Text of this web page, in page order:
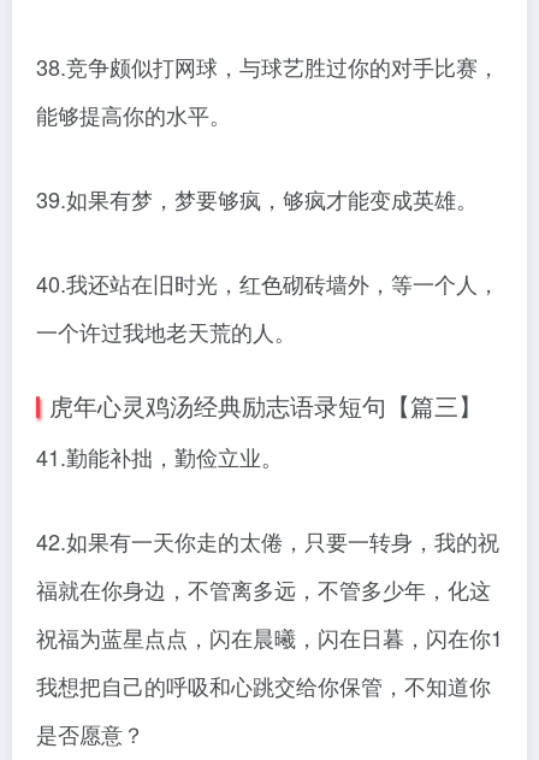
38.竞争颇似打网球，与球艺胜过你的对手比赛，
能够提高你的水平。
39.如果有梦，梦要够疯，够疯才能变成英雄。
40.我还站在旧时光，红色砌砖墙外，等一个人，
一个许过我地老天荒的人。
虎年心灵鸡汤经典励志语录短句【篇三】
41.勤能补拙，勤俭立业。
42.如果有一天你走的太倦，只要一转身，我的祝
福就在你身边，不管离多远，不管多少年，化这
祝福为蓝星点点，闪在晨曦，闪在日暮，闪在你1
我想把自己的呼吸和心跳交给你保管，不知道你
是否愿意？